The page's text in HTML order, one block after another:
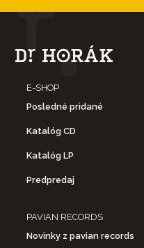
E-SHOP
Posledné pridané
Katalóg CD
Katalóg LP
Predpredaj
PAVIAN RECORDS
Novinky z pavian records